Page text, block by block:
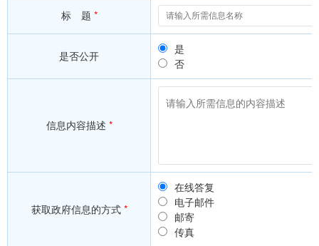
标 题 *
是否公开
是
否
信息内容描述 *
获取政府信息的方式 *
在线答复
电子邮件
邮寄
传真